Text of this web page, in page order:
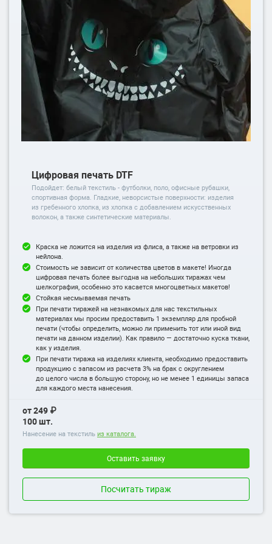
Цифровая печать DTF
Подойдет: белый текстиль - футболки, поло, офисные рубашки,
спортивная форма. Гладкие, неворсистые поверхности: изделия
из гребенного хлопка, из хлопка с добавлением искусственных
волокон, а также синтетические материалы.
Краска не ложится на изделия из флиса, а также на ветровки из
нейлона.
Стоимость не зависит от количества цветов в макете! Иногда
цифровая печать более выгодна на небольших тиражах чем
шелкография, особенно это касается многоцветных макетов!
Стойкая несмываемая печать
При печати тиражей на незнакомых для нас текстильных
материалах мы просим предоставить 1 экземпляр для пробной
печати (чтобы определить, можно ли применить тот или иной вид
печати на данном изделии). Как правило — достаточно куска ткани,
как у изделия.
При печати тиража на изделиях клиента, необходимо предоставить
продукцию с запасом из расчета 3% на брак с округлением
до целого числа в большую сторону, но не менее 1 единицы запаса
для каждого места нанесения.
от 249 ₽
100 шт.
Нанесение на текстиль из каталога.
Оставить заявку
Посчитать тираж